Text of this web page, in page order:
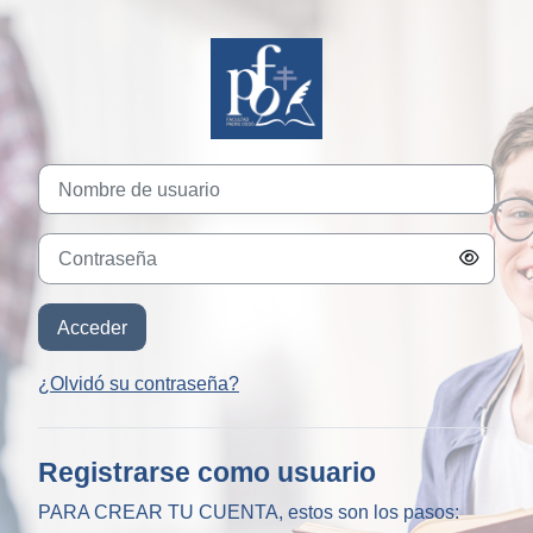
Salta al contenido principal
Nombre de usuario
Contraseña
Acceder
¿Olvidó su contraseña?
Registrarse como usuario
PARA CREAR TU CUENTA, estos son los pasos: